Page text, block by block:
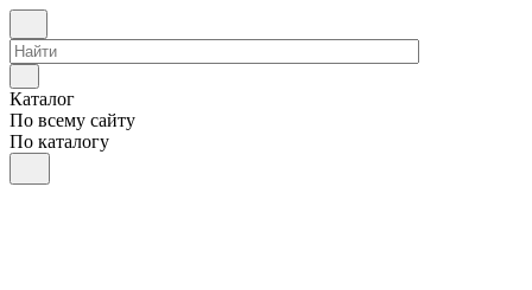
Каталог
По всему сайту
По каталогу